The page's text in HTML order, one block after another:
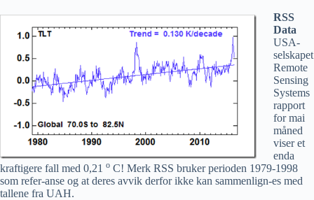
RSS
Data
USA-
selskapet
Remote
Sensing
Systems
rapport
for mai
måned
viser et
enda
kraftigere fall med 0,21 o C! Merk RSS bruker perioden 1979-1998
som refer-anse og at deres avvik derfor ikke kan sammenlign-es med
tallene fra UAH.